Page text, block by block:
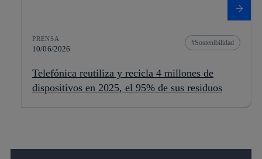
PRENSA
10/06/2026
Sostenibilidad
Telefónica reutiliza y recicla 4 millones de
dispositivos en 2025, el 95% de sus residuos